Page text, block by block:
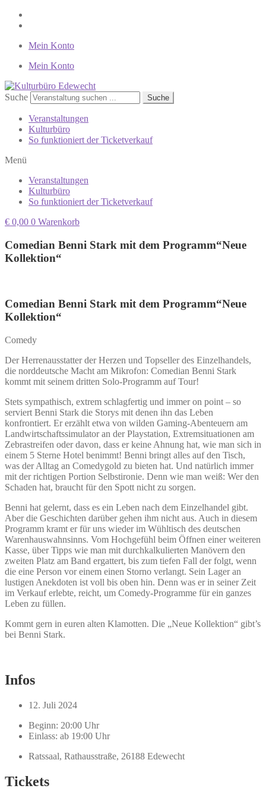
Mein Konto
Mein Konto
Suche Suche
Veranstaltungen
Kulturbüro
So funktioniert der Ticketverkauf
Menü
Veranstaltungen
Kulturbüro
So funktioniert der Ticketverkauf
€ 0,00 0 Warenkorb
Comedian Benni Stark mit dem Programm“Neue
Kollektion“
Comedian Benni Stark mit dem Programm“Neue
Kollektion“
Comedy
Der Herrenausstatter der Herzen und Topseller des Einzelhandels,
die norddeutsche Macht am Mikrofon: Comedian Benni Stark
kommt mit seinem dritten Solo-Programm auf Tour!
Stets sympathisch, extrem schlagfertig und immer on point – so
serviert Benni Stark die Storys mit denen ihn das Leben
konfrontiert. Er erzählt etwa von wilden Gaming-Abenteuern am
Landwirtschaftssimulator an der Playstation, Extremsituationen am
Zebrastreifen oder davon, dass er keine Ahnung hat, wie man sich in
einem 5 Sterne Hotel benimmt! Benni bringt alles auf den Tisch,
was der Alltag an Comedygold zu bieten hat. Und natürlich immer
mit der richtigen Portion Selbstironie. Denn wie man weiß: Wer den
Schaden hat, braucht für den Spott nicht zu sorgen.
Benni hat gelernt, dass es ein Leben nach dem Einzelhandel gibt.
Aber die Geschichten darüber gehen ihm nicht aus. Auch in diesem
Programm kramt er für uns wieder im Wühltisch des deutschen
Warenhauswahnsinns. Vom Hochgefühl beim Öffnen einer weiteren
Kasse, über Tipps wie man mit durchkalkulierten Manövern den
zweiten Platz am Band ergattert, bis zum tiefen Fall der folgt, wenn
die eine Person vor einem einen Storno verlangt. Sein Lager an
lustigen Anekdoten ist voll bis oben hin. Denn was er in seiner Zeit
im Verkauf erlebte, reicht, um Comedy-Programme für ein ganzes
Leben zu füllen.
Kommt gern in euren alten Klamotten. Die „Neue Kollektion“ gibt’s
bei Benni Stark.
Infos
12. Juli 2024
Beginn: 20:00 Uhr
Einlass: ab 19:00 Uhr
Ratssaal, Rathausstraße, 26188 Edewecht
Tickets